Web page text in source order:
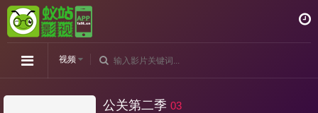
视频
公关第二季 03